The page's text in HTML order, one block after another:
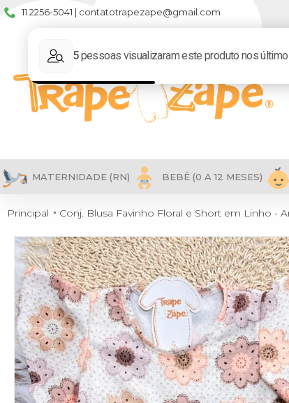
11 2256-5041 | contatotrapezape@gmail.com
MATERNIDADE (RN) BEBÊ (0 A 12 MESES)
Principal Conj. Blusa Favinho Floral e Short em Linho -